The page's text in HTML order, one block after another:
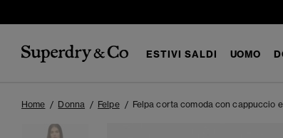
ESTIVI SALDI UOMO
Home Donna Felpe Felpa corta comoda con cappuccio